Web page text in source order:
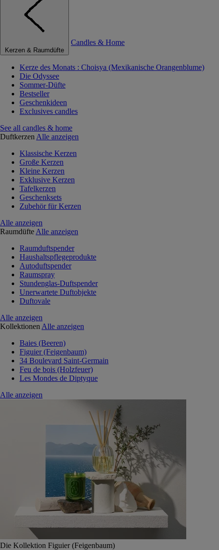
Kerzen & Raumdüfte
Candles & Home
Kerze des Monats : Choisya (Mexikanische Orangenblume)
Die Odyssee
Sommer-Düfte
Bestseller
Geschenkideen
Exclusives candles
See all candles & home
Duftkerzen Alle anzeigen
Klassische Kerzen
Große Kerzen
Kleine Kerzen
Exklusive Kerzen
Tafelkerzen
Geschenksets
Zubehör für Kerzen
Alle anzeigen
Raumdüfte Alle anzeigen
Raumduftspender
Haushaltspflegeprodukte
Autoduftspender
Raumspray
Stundenglas-Duftspender
Unerwartete Duftobjekte
Duftovale
Alle anzeigen
Kollektionen Alle anzeigen
Baies (Beeren)
Figuier (Feigenbaum)
34 Boulevard Saint-Germain
Feu de bois (Holzfeuer)
Les Mondes de Diptyque
Alle anzeigen
Die Kollektion Figuier (Feigenbaum)